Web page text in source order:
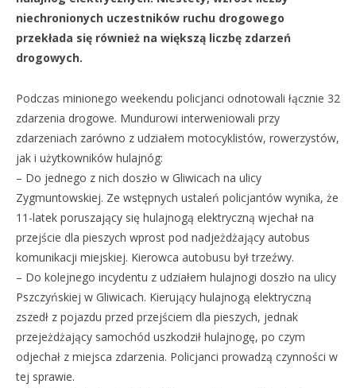
niechronionych uczestników ruchu drogowego
przekłada się również na większą liczbę zdarzeń
drogowych.
Podczas minionego weekendu policjanci odnotowali łącznie 32
zdarzenia drogowe. Mundurowi interweniowali przy
zdarzeniach zarówno z udziałem motocyklistów, rowerzystów,
jak i użytkowników hulajnóg:
– Do jednego z nich doszło w Gliwicach na ulicy
Zygmuntowskiej. Ze wstępnych ustaleń policjantów wynika, że
11-latek poruszający się hulajnogą elektryczną wjechał na
przejście dla pieszych wprost pod nadjeżdżający autobus
komunikacji miejskiej. Kierowca autobusu był trzeźwy.
– Do kolejnego incydentu z udziałem hulajnogi doszło na ulicy
Pszczyńskiej w Gliwicach. Kierujący hulajnogą elektryczną
zszedł z pojazdu przed przejściem dla pieszych, jednak
przejeżdżający samochód uszkodził hulajnogę, po czym
odjechał z miejsca zdarzenia. Policjanci prowadzą czynności w
tej sprawie.